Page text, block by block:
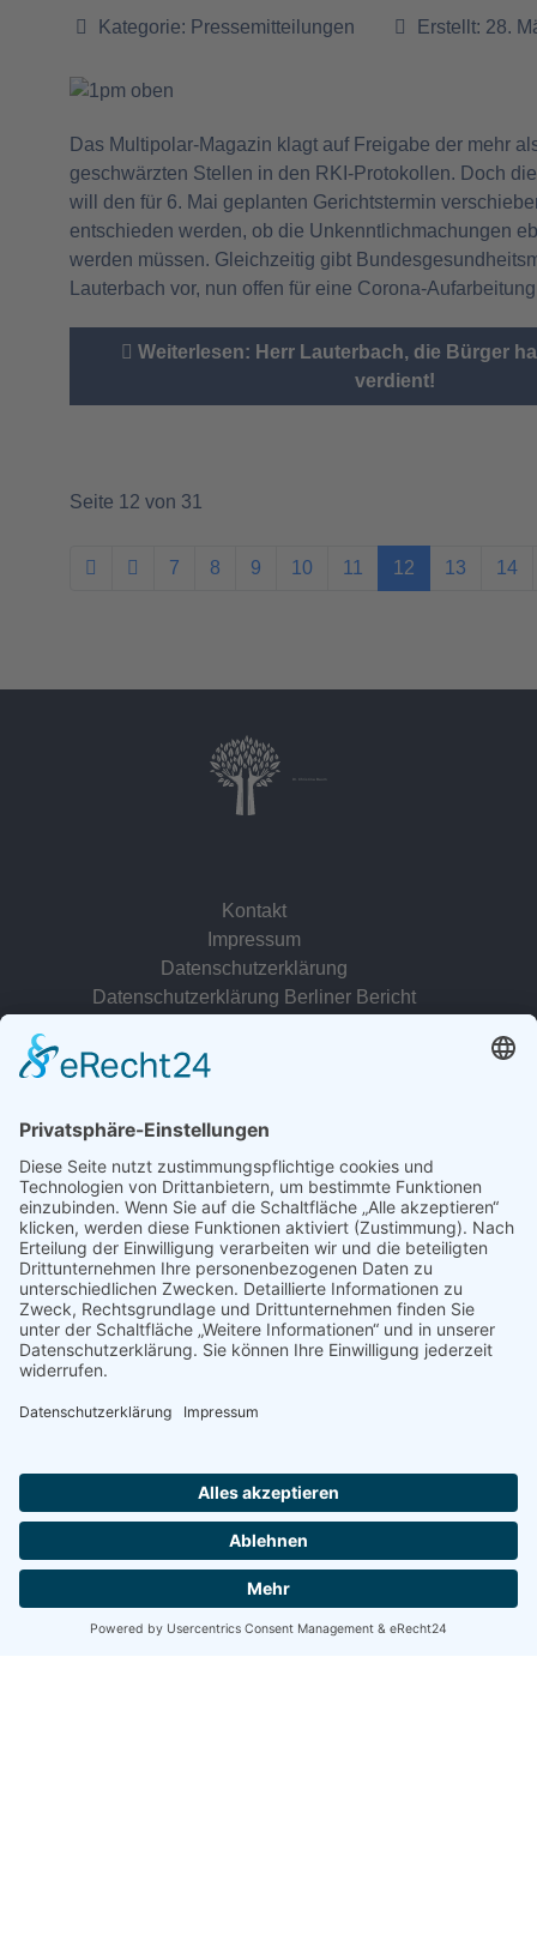
Kategorie: Pressemitteilungen Erstellt: 28.
Das Multipolar-Magazin klagt auf Freigabe der mehr
geschwärzten Stellen in den RKI-Protokollen. Doch
will den für 6. Mai geplanten Gerichtstermin
entschieden werden, ob die Unkenntlichmachungen
werden müssen. Gleichzeitig gibt
Lauterbach vor, nun offen für eine Corona-
Weiterlesen: Herr Lauterbach, die Bürger
verdient!
Seite 12 von 31
7 8 9 10 11 12 13 14
Kontakt
Impressum
Datenschutzerklärung
Datenschutzerklärung Berliner Bericht
© 2022 - 2026 Dr. Christina Baum. Alle Rechte vorbehalten.